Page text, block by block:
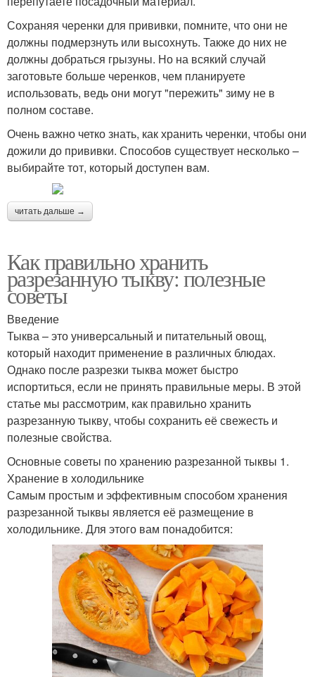
Сохраняя черенки для прививки, помните, что они не
должны подмерзнуть или высохнуть. Также до них не
должны добраться грызуны. Но на всякий случай
заготовьте больше черенков, чем планируете
использовать, ведь они могут "пережить" зиму не в
полном составе.
Очень важно четко знать, как хранить черенки, чтобы они
дожили до прививки. Способов существует несколько –
выбирайте тот, который доступен вам.
читать дальше →
Как правильно хранить
разрезанную тыкву: полезные
советы
Введение
Тыква – это универсальный и питательный овощ,
который находит применение в различных блюдах.
Однако после разрезки тыква может быстро
испортиться, если не принять правильные меры. В этой
статье мы рассмотрим, как правильно хранить
разрезанную тыкву, чтобы сохранить её свежесть и
полезные свойства.
Основные советы по хранению разрезанной тыквы 1.
Хранение в холодильнике
Самым простым и эффективным способом хранения
разрезанной тыквы является её размещение в
холодильнике. Для этого вам понадобится: